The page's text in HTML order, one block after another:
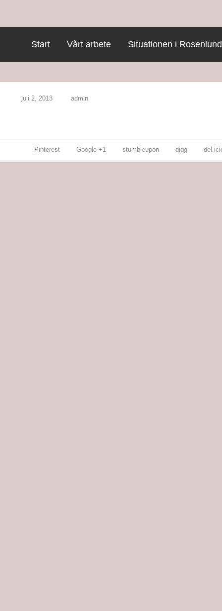
Start Vårt arbete Situationen i Rosenlund
juli 2, 2013 admin
digg
stumbleupon
Google +1
Pinterest